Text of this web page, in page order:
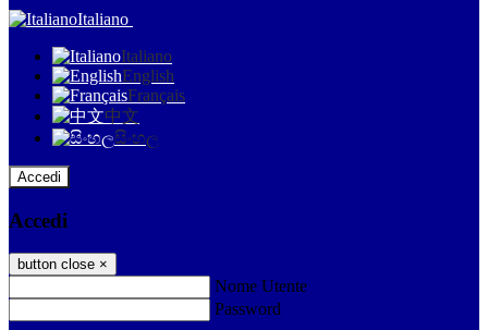
Italiano
Italiano
English
Français
中文
සිංහල
Accedi
Accedi
button close ×
Nome Utente
Password